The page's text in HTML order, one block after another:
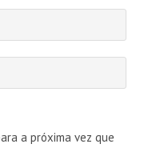
a próxima vez que